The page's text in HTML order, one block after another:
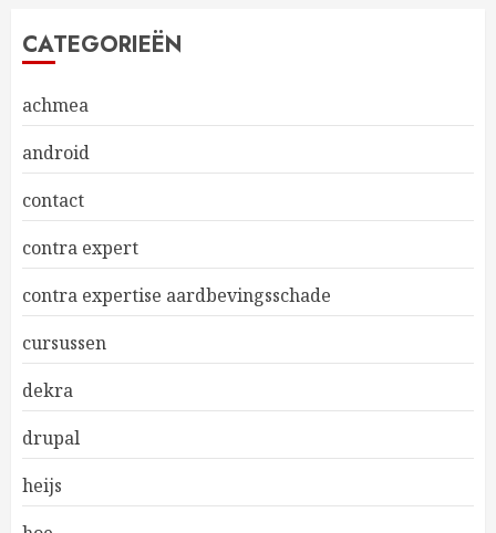
CATEGORIEËN
achmea
android
contact
contra expert
contra expertise aardbevingsschade
cursussen
dekra
drupal
heijs